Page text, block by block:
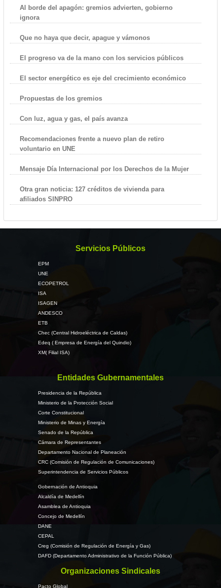
Al borde del apagón: gremios advierten, gobierno
ignora
Que no haya que decir, apague y vámonos
El progreso va de la mano con los servicios públicos
El sector energético es eje del crecimiento económico
Propuestas de los gremios
Con luz, agua y gas, el país avanza
Recomendaciones frente a nuevo plan de retiro
voluntario en UNE
Mensaje Día Internacional por los Derechos de la Mujer
Otra gran noticia: 127 créditos de vivienda para
afiliados SINPRO
Servicios Públicos
EPM
UNE
ECOPETROL
ISA
ISAGEN
ANDESCO
ETB
Chec (Central Hidroeléctrica de Caldas)
Edeq ( Empresa de Energía del Quindio)
XM( Filial ISA)
Entidades Gubernamentales
Presidencia de la República
Ministerio de la Protección Social
Corte Constitucional
Ministerio de Minas y Energía
Senado de la República
Cámara de Representantes
Departamento Nacional de Planeación
CRC (Comisión de Regulación de Comunicaciones)
Superintendencia de Servicios Públicos
Gobernación de Antioquia
Alcaldía de Medellín
Asamblea de Antioquia
Concejo de Medellín
DANE
CEPAL
Creg (Comisión de Regulación de Energía y Gas)
DAFD (Departamento Administrativo de la Función Pública)
Organizaciones Sindicales
Pacto Global